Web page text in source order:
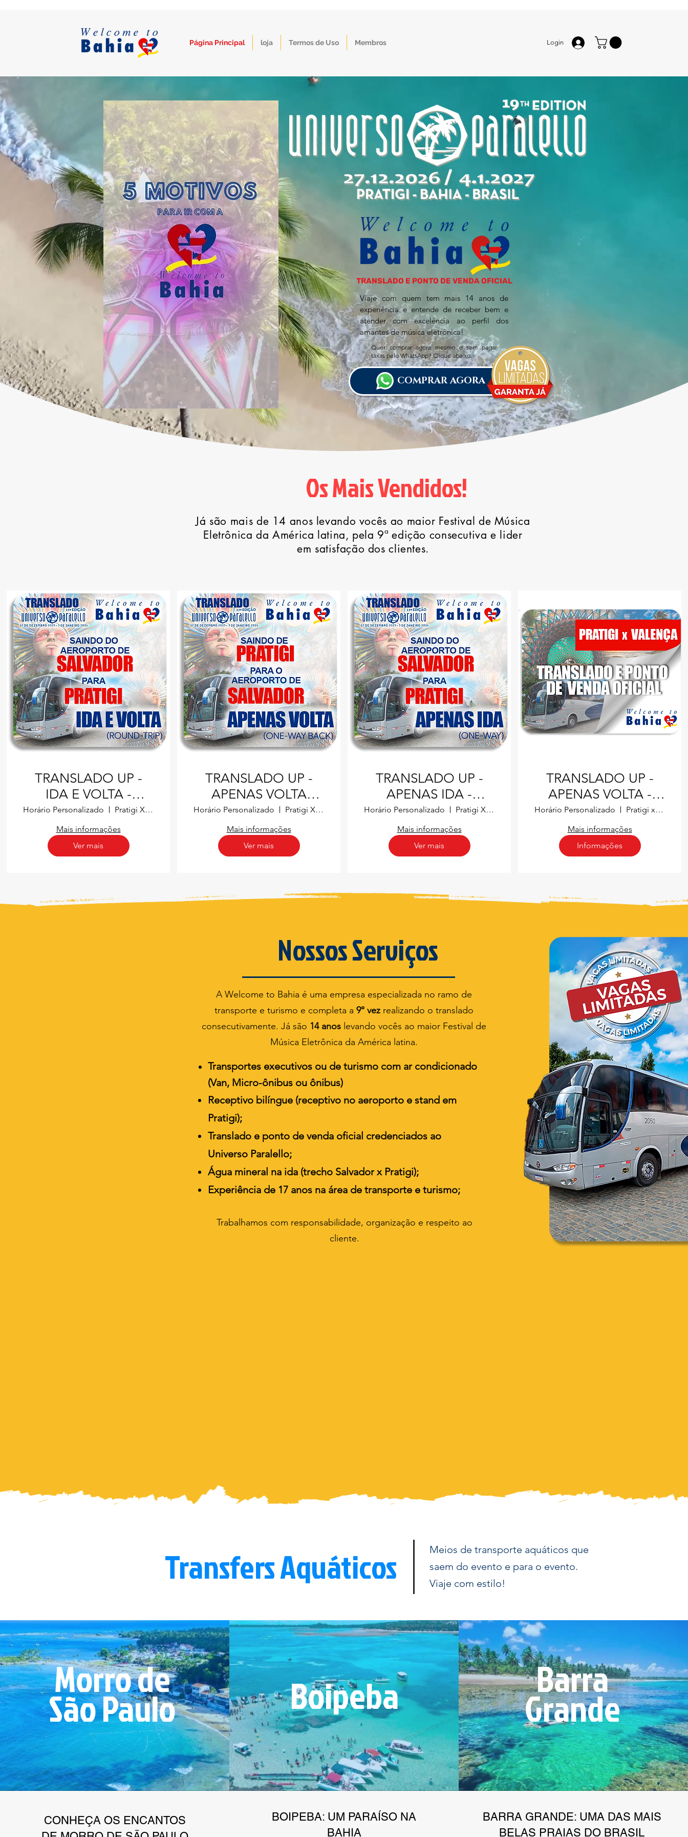
Página Principal loja Termos de Uso Membros Login
TRANSLADO E PONTO DE VENDA OFICIAL
Viaje com quem tem mais 14 anos de
experiência e entende de receber bem e
atender com excelência ao perfil dos
amantes de música eletrônica!
Quer comprar agora mesmo e sem pagar
taxas pelo WhatsApp? Clique abaixo.
COMPRAR AGORA
Os Mais Vendidos!
Já são mais de 14 anos levando vocês ao maior Festival de Música
Eletrônica da América latina, pela 9ª edição consecutiva e lider
em satisfação dos clientes.
TRANSLADO UP -
IDA E VOLTA -
SALVADOR X
PRATIGI X
SALVADOR
Horário Personalizado
Pratigi X Salvador
Mais informações
Ver mais
TRANSLADO UP -
APENAS VOLTA
PRATIGI X
SALVADOR
Horário Personalizado
Pratigi X Salvador
Mais informações
Ver mais
TRANSLADO UP -
APENAS IDA -
SALVADOR X
PRATIGI
Horário Personalizado
Pratigi X Salvador
Mais informações
Ver mais
TRANSLADO UP -
APENAS VOLTA -
PRATIGI X VALENÇA
Horário Personalizado
Pratigi x Valença
Mais informações
Informações
Nossos Serviços
A Welcome to Bahia é uma empresa especializada no ramo de
transporte e turismo e completa a 9° vez realizando o translado
consecutivamente. Já são 14 anos levando vocês ao maior Festival de
Música Eletrônica da América latina.
Transportes executivos ou de turismo com ar condicionado
(Van, Micro-ônibus ou ônibus)
Receptivo bilíngue (receptivo no aeroporto e stand em
Pratigi);
Translado e ponto de venda oficial credenciados ao
Universo Paralello;
Água mineral na ida (trecho Salvador x Pratigi);
Experiência de 17 anos na área de transporte e turismo;
​Trabalhamos com responsabilidade, organização e respeito ao
cliente.
Transfers Aquáticos
Meios de transporte aquáticos que
saem do evento e para o evento.
Viaje com estilo!
Morro de
São Paulo Boipeba Barra
Grande
CONHEÇA OS ENCANTOS
BOIPEBA: UM PARAÍSO NA
BAHIA
BARRA GRANDE: UMA DAS MAIS
BELAS PRAIAS DO BRASIL